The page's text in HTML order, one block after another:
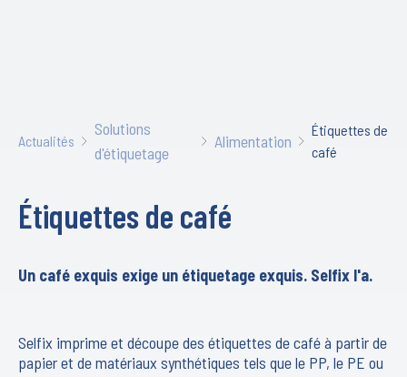
Actualités
Solutions
d'étiquetage
Alimentation
Étiquettes de
café
Étiquettes de café
Un café exquis exige un étiquetage exquis. Selfix l'a.
Selfix imprime et découpe des étiquettes de café à partir de
papier et de matériaux synthétiques tels que le PP, le PE ou